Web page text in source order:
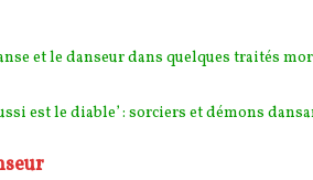
et le danseur dans quelques traités
est le diable’ : sorciers et démons